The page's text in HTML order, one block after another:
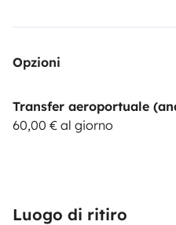
Opzioni
Transfer aeroportuale
60,00 € al giorno
Luogo di ritiro